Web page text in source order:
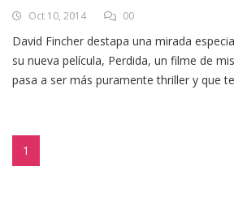
Oct 10, 2014 00
David Fincher destapa una mirada
su nueva película, Perdida, un filme de
pasa a ser más puramente thriller y que
1